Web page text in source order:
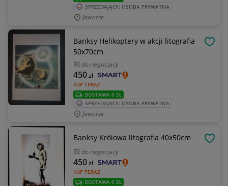
SPRZEDAJĄCY: OSOBA PRYWATNA
Jaworze
Banksy Helikoptery w akcji litografia
50x70cm
do negocjacji
KUP TERAZ
450zł
DOSTAWA 0 ZŁ
SPRZEDAJĄCY: OSOBA PRYWATNA
Jaworze
Banksy Królowa litografia 40x50cm
do negocjacji
KUP TERAZ
450zł
DOSTAWA 0 ZŁ